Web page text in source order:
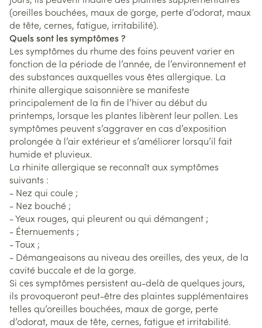
(oreilles bouchées, maux de gorge, perte d’odorat, maux
de tête, cernes, fatigue, irritabilité).
Quels sont les symptômes ?
Les symptômes du rhume des foins peuvent varier en
fonction de la période de l’année, de l’environnement et
des substances auxquelles vous êtes allergique. La
rhinite allergique saisonnière se manifeste
principalement de la fin de l’hiver au début du
printemps, lorsque les plantes libèrent leur pollen. Les
symptômes peuvent s’aggraver en cas d’exposition
prolongée à l’air extérieur et s’améliorer lorsqu’il fait
humide et pluvieux.
La rhinite allergique se reconnaît aux symptômes
suivants :
- Nez qui coule ;
- Nez bouché ;
- Yeux rouges, qui pleurent ou qui démangent ;
- Éternuements ;
- Toux ;
- Démangeaisons au niveau des oreilles, des yeux, de la
cavité buccale et de la gorge.
Si ces symptômes persistent au-delà de quelques jours,
ils provoqueront peut-être des plaintes supplémentaires
telles qu’oreilles bouchées, maux de gorge, perte
d’odorat, maux de tête, cernes, fatigue et irritabilité.